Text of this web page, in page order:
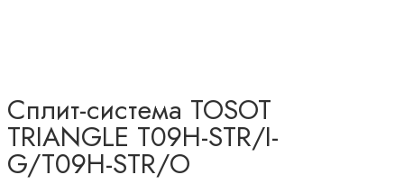
Сплит-система TOSOT
TRIANGLE T09H-STR/I-
G/T09H-STR/O